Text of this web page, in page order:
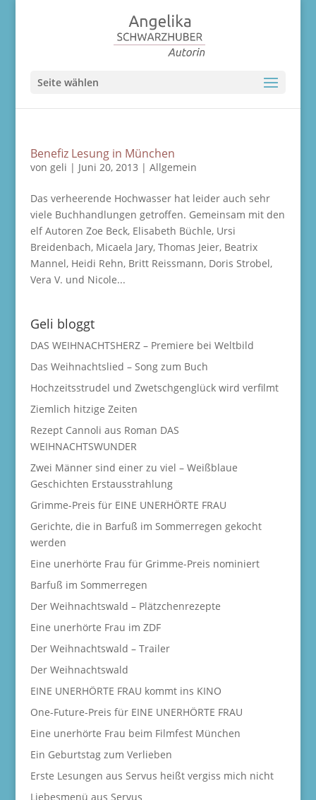
Seite wählen
Benefiz Lesung in München
von geli | Juni 20, 2013 | Allgemein
Das verheerende Hochwasser hat leider auch sehr
viele Buchhandlungen getroffen. Gemeinsam mit den
elf Autoren Zoe Beck, Elisabeth Büchle, Ursi
Breidenbach, Micaela Jary, Thomas Jeier, Beatrix
Mannel, Heidi Rehn, Britt Reissmann, Doris Strobel,
Vera V. und Nicole...
Geli bloggt
DAS WEIHNACHTSHERZ – Premiere bei Weltbild
Das Weihnachtslied – Song zum Buch
Hochzeitsstrudel und Zwetschgenglück wird verfilmt
Ziemlich hitzige Zeiten
Rezept Cannoli aus Roman DAS
WEIHNACHTSWUNDER
Zwei Männer sind einer zu viel – Weißblaue
Geschichten Erstausstrahlung
Grimme-Preis für EINE UNERHÖRTE FRAU
Gerichte, die in Barfuß im Sommerregen gekocht
werden
Eine unerhörte Frau für Grimme-Preis nominiert
Barfuß im Sommerregen
Der Weihnachtswald – Plätzchenrezepte
Eine unerhörte Frau im ZDF
Der Weihnachtswald – Trailer
Der Weihnachtswald
EINE UNERHÖRTE FRAU kommt ins KINO
One-Future-Preis für EINE UNERHÖRTE FRAU
Eine unerhörte Frau beim Filmfest München
Ein Geburtstag zum Verlieben
Erste Lesungen aus Servus heißt vergiss mich nicht
Liebesmenü aus Servus